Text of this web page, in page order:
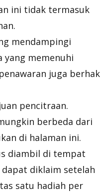
ini tidak termasuk
mendampingi
yang memenuhi
juga berhak
pencitraan.
berbeda dari
di halaman ini.
diambil di tempat
diklaim setelah
satu hadiah per